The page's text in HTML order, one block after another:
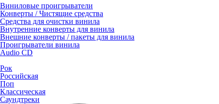
Виниловые проигрыватели
Конверты / Чистящие средства
Средства для очистки винила
Внутренние конверты для винила
Внешние конверты / пакеты для винила
Проигрыватели винила
Audio CD
Рок
Российская
Поп
Классическая
Саундтреки